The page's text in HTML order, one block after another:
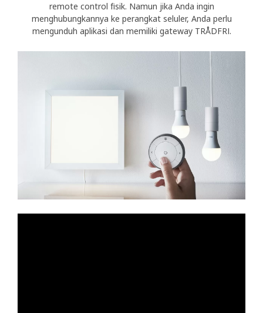
remote control fisik. Namun jika Anda ingin
menghubungkannya ke perangkat seluler, Anda perlu
mengunduh aplikasi dan memiliki gateway TRÅDFRI.